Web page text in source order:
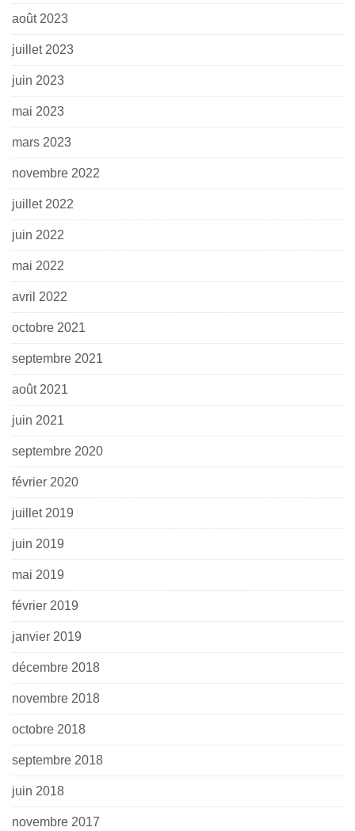
août 2023
juillet 2023
juin 2023
mai 2023
mars 2023
novembre 2022
juillet 2022
juin 2022
mai 2022
avril 2022
octobre 2021
septembre 2021
août 2021
juin 2021
septembre 2020
février 2020
juillet 2019
juin 2019
mai 2019
février 2019
janvier 2019
décembre 2018
novembre 2018
octobre 2018
septembre 2018
juin 2018
novembre 2017